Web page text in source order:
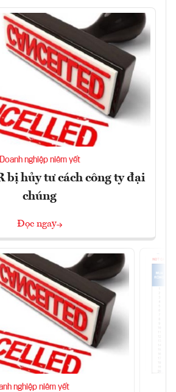
Doanh nghiệp niêm yết
bị hủy tư cách công ty đại
chúng
Đọc ngay
nghiệp niêm yết